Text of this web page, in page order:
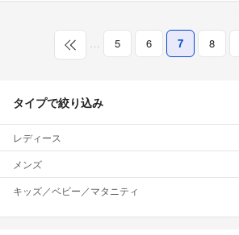
… 5 6 7 8
タイプで絞り込み
レディース
メンズ
キッズ／ベビー／マタニティ